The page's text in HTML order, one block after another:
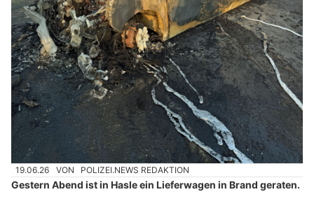
19.06.26 VON POLIZEI.NEWS REDAKTION
Gestern Abend ist in Hasle ein Lieferwagen in Brand geraten.